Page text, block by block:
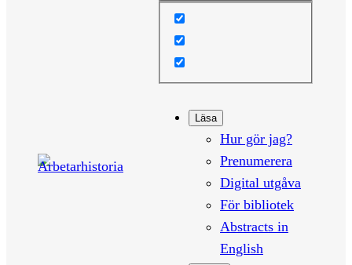
Läsa
Hur gör jag?
Prenumerera
Digital utgåva
För bibliotek
Abstracts in
English